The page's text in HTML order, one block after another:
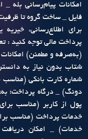
امکانات پیام‌رسانی بله
برای اطلاع‌رسانی،
پرداخت مالی توجه کنید
(به‌صرفه و مطمئن)
شتاب بدون نیاز به
شماره‌ کارت بانکی (مناسب
دونگ) _ درگاه پرداخت؛
پول از کاربر (مناسب
خدمات پرداخت (مناسب
خدمات) _ امکان